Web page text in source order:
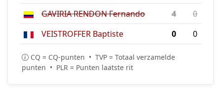
GAVIRIA RENDON Fernando
4
0
VEISTROFFER Baptiste
0 0
CQ = CQ-punten • TVP = Totaal verzamelde
punten • PLR = Punten laatste rit